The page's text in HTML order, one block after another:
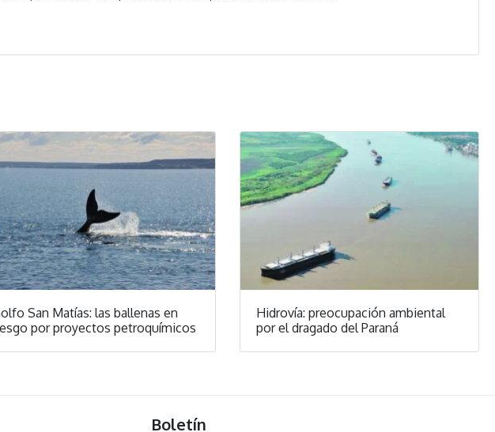
San Matías: las ballenas en
por proyectos petroquímicos
Hidrovía: preocupación ambiental
por el dragado del Paraná
Boletín